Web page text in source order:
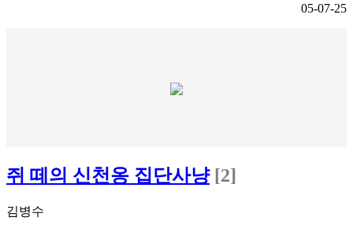
05-07-25
쥐 떼의 신천옹 집단사냥 [2]
김병수